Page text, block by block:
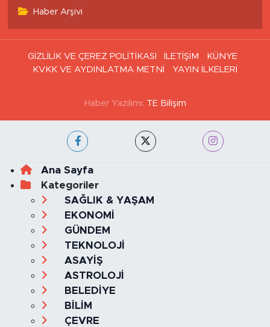
Haber Arşivi
GİZLİLİK VE ÇEREZ POLİTİKASI İLETİŞİM
KÜNYE
KVKK VE AYDINLATMA METNİ
YAYIN İLKELERİ
Haber Yazılımı: TE Bilişim
Ana Sayfa
Kategoriler
SAĞLIK & YAŞAM
EKONOMİ
GÜNDEM
TEKNOLOJİ
ASAYİŞ
ASTROLOJİ
BELEDİYE
BİLİM
ÇEVRE